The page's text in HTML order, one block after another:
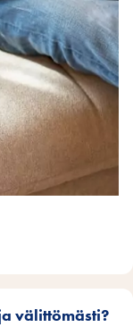
välittömästi?